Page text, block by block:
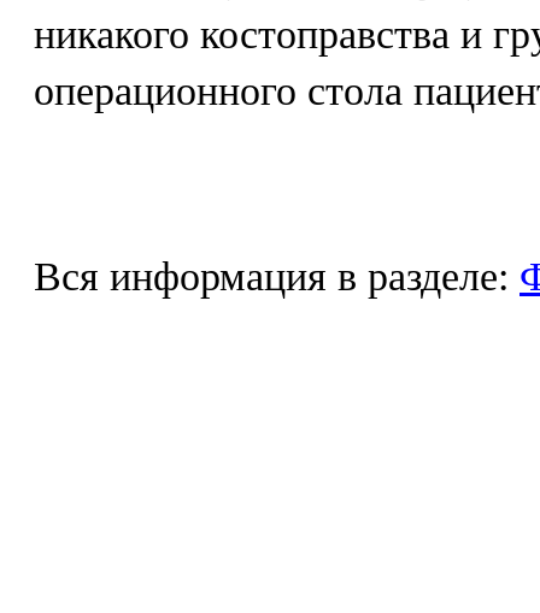
никакого костоправства и
операционного стола
Вся информация в разделе: